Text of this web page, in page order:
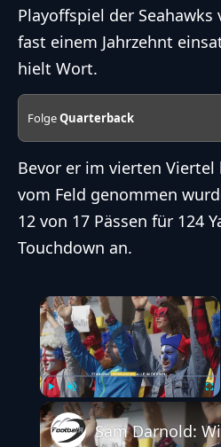
Playoffspiel der
fast einem Jahrzehnt
hielt Wort.
FolgeQuarterback
Bevor er im vierten
vom Feld genommen
12 von 17 Pässen für 124
Touchdown an.
×
Video Player is loading.
Play Unmute